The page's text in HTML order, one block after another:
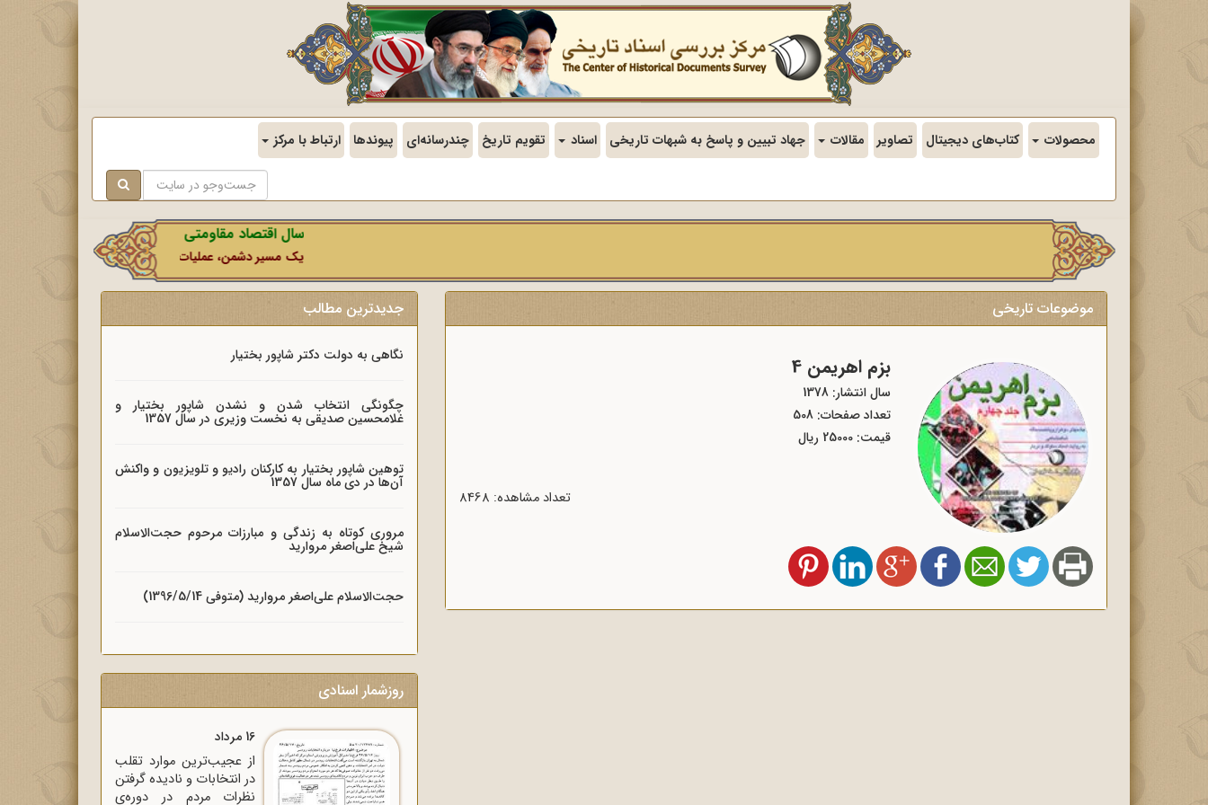
محصولات کتاب‌های دیجیتال تصاویر مقالات جهاد تبیین و پاسخ به شبهات تاریخی اسناد تقویم تاریخ چندرسانه‌ای پیوندها ارتباط با مرکز
سال اقتصاد مقاومتی در سایه وحدت ملی و امنیت
یک مسیر دشمن، عملیات رسانه‌ای او است که در این ایام
موضوعات تاریخی
بزم اهریمن 4
سال انتشار: 1378
تعداد صفحات: 508
قیمت: 25000 ریال
تعداد مشاهده: 8468
جدیدترین مطالب
نگاهی به دولت دکتر شاپور بختیار
چگونگی انتخاب شدن و نشدن شاپور بختیار و
غلامحسین صدیقی به نخست وزیری در سال 1357
توهین شاپور بختیار به کارکنان رادیو و تلویزیون و واکنش
آن‌ها در دی ماه سال 1357
مروری کوتاه به زندگی و مبارزات مرحوم حجت‌الاسلام
شیخ علی‌اصغر مروارید
حجت‌الاسلام علی‌اصغر مروارید (متوفی 1396/5/14)
روزشمار اسنادی
16 مرداد
از عجیب‌ترین موارد تقلب
در انتخابات و نادیده گرفتن
نظرات مردم در دوره‌ی